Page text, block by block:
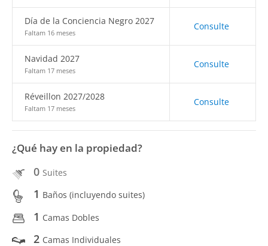
Día de la Conciencia Negro 2027
Faltam 16 meses
Consulte
Navidad 2027
Faltam 17 meses
Consulte
Réveillon 2027/2028
Faltam 17 meses
Consulte
¿Qué hay en la propiedad?
0 Suites
1 Baños (incluyendo suites)
1 Camas Dobles
2 Camas Individuales